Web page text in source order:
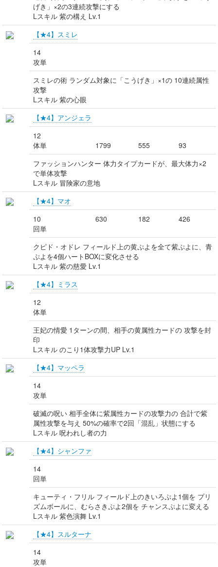
げき」×2の3連続攻撃にする
Lスキル 紫の構え Lv.1
【★4】スミレ
14
攻単
スミレの術 ランダム対象に「こうげき」×1の 10連続属性
攻撃
Lスキル 紫の心眼
【★4】アンジェラ
12
体単
1799 555
93
ファッションハンター 体力タイプカードが、最大体力×2
で単体攻撃
Lスキル 冒険家の意地
【★4】マオ
10
回単
630 182 426
クピド・オドレ フィールド上の黄ぷよを全て紫ぷよに、青
ぷよを4個ハートBOXに変化させる
Lスキル 紫の慈愛 Lv.1
【★4】ミラス
12
体単
王妃の情愛 1ターンの間、相手の黄属性カードの 攻撃を封
印
Lスキル のこり1体攻撃力UP Lv.1
【★4】マッペラ
14
攻単
破滅の呪い 相手全体に紫属性カードの攻撃力の 合計で紫
属性攻撃を与え 50%の確率で2回「混乱」状態にする
Lスキル 呪われし者の力
【★4】シャンファ
14
回単
キューティ・フリル フィールド上のきいろぷよ1個を プリ
ズムボールに、むらさきぷよ2個を チャンスぷよに変える
Lスキル 紫色演舞 Lv.1
【★4】スルターナ
14
攻単